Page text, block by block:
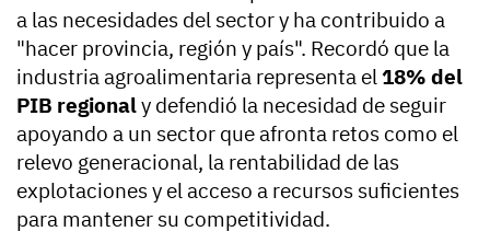
a las necesidades del sector y ha contribuido a
"hacer provincia, región y país". Recordó que la
industria agroalimentaria representa el 18% del
PIB regionaly defendió la necesidad de seguir
apoyando a un sector que afronta retos como el
relevo generacional, la rentabilidad de las
explotaciones y el acceso a recursos suficientes
para mantener su competitividad.